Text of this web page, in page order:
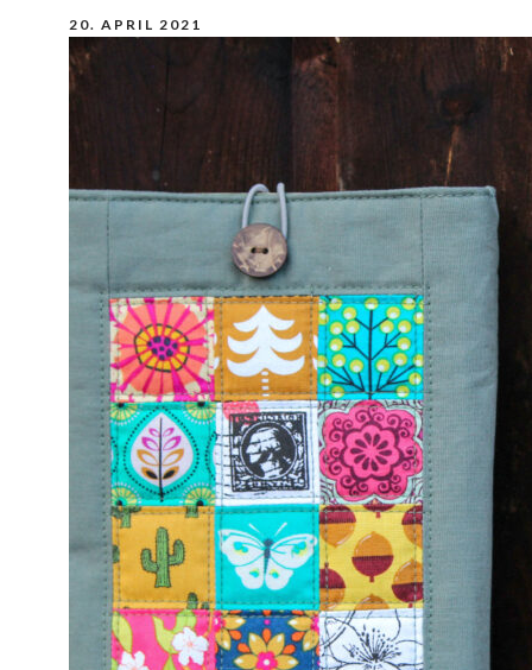
20. APRIL 2021